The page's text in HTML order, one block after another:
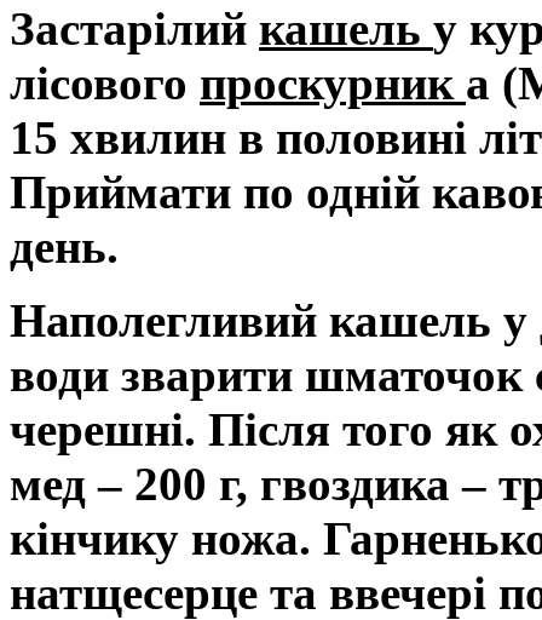
Застарілий кашель у
лісового проскурник а
15 хвилин в половині
Приймати по одній
день.
Наполегливий кашель у
води зварити шматочок
черешні. Після того як
мед – 200 г, гвоздика –
кінчику ножа.
натщесерце та ввечері